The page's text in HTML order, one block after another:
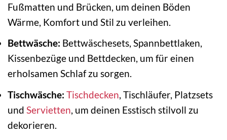
Fußmatten und Brücken, um deinen Böden
Wärme, Komfort und Stil zu verleihen.
Bettwäsche: Bettwäschesets, Spannbettlaken,
Kissenbezüge und Bettdecken, um für einen
erholsamen Schlaf zu sorgen.
Tischwäsche: Tischdecken , Tischläufer, Platzsets
und Servietten , um deinen Esstisch stilvoll zu
dekorieren.